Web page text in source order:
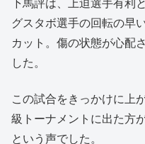
下馬評は、上迫選手有利
グスタボ選手の回転の早
カット。傷の状態が心配
した。
この試合をきっかけに上
級トーナメントに出た方
という声でした。